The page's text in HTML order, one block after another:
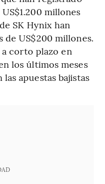
millones
SK Hynix han
de US$200 millones.
corto plazo en
los últimos meses
apuestas bajistas